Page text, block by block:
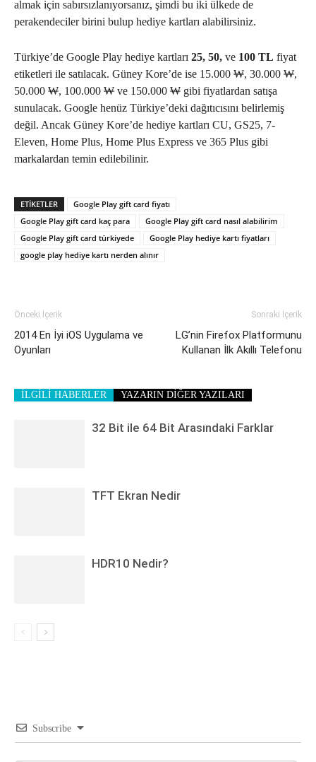
almak için sabırsızlanıyorsanız, şimdi bu iki ülkede de
perakendeciler birini bulup hediye kartları alabilirsiniz.
Türkiye’de Google Play hediye kartları 25, 50, ve 100 TL fiyat
etiketleri ile satılacak. Güney Kore’de ise 15.000 ₩, 30.000 ₩,
50.000 ₩, 100.000 ₩ ve 150.000 ₩ gibi fiyatlardan satışa
sunulacak. Google henüz Türkiye’deki dağıtıcısını belirlemiş
değil. Ancak Güney Kore’de hediye kartları CU, GS25, 7-
Eleven, Home Plus, Home Plus Express ve 365 Plus gibi
markalardan temin edilebilinir.
ETIKETLER
Google Play gift card fiyatı
Google Play gift card kaç para
Google Play gift card nasıl alabilirim
Google Play gift card türkiyede
Google Play hediye kartı fiyatları
google play hediye kartı nerden alınır
Önceki İçerik
2014 En İyi iOS Uygulama ve
Oyunları
Sonraki İçerik
LG’nin Firefox Platformunu
Kullanan İlk Akıllı Telefonu
İLGİLİ HABERLER YAZARIN DİĞER YAZILARI
32 Bit ile 64 Bit Arasındaki Farklar
TFT Ekran Nedir
HDR10 Nedir?
Subscribe